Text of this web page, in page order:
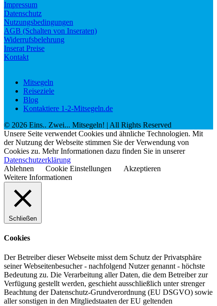
Impressum
Datenschutz
Nutzungsbedingungen
AGB (Schalten von Inseraten)
Widerrufsbelehrung
Inserat Preise
Kontakt
Mitsegeln
Reiseziele
Blog
Kontaktiere 1-2-Mitsegeln.de
© 2026 Eins.. Zwei... Mitsegeln! | All Rights Reserved
Unsere Seite verwendet Cookies und ähnliche Technologien. Mit
der Nutzung der Webseite stimmen Sie der Verwendung von
Cookies zu. Mehr Informationen dazu finden Sie in unserer
Datenschutzerklärung
Ablehnen
Cookie Einstellungen
Akzeptieren
Weitere Informationen
Schließen
Cookies
Der Betreiber dieser Webseite misst dem Schutz der Privatsphäre
seiner Webseitenbesucher - nachfolgend Nutzer genannt - höchste
Bedeutung zu. Die Verarbeitung aller Daten, die dem Betreiber zur
Verfügung gestellt werden, geschieht ausschließlich unter strenger
Beachtung der Datenschutz-Grundverordnung (EU DSGVO) sowie
aller sonstigen in den Mitgliedstaaten der EU geltenden